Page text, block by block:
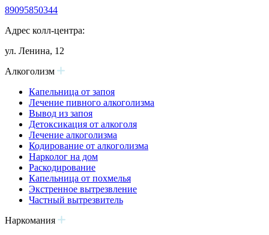
89095850344
Адрес колл-центра:
ул. Ленина, 12
Алкоголизм
Капельница от запоя
Лечение пивного алкоголизма
Вывод из запоя
Детоксикация от алкоголя
Лечение алкоголизма
Кодирование от алкоголизма
Нарколог на дом
Раскодирование
Капельница от похмелья
Экстренное вытрезвление
Частный вытрезвитель
Наркомания